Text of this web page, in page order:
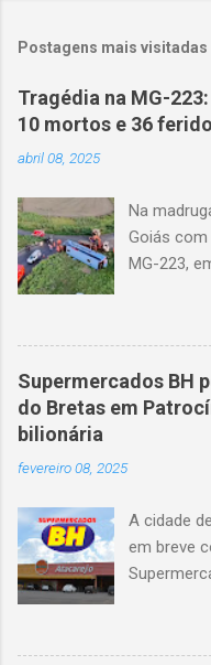
Postagens mais
Tragédia na MG-
10 mortos e 36
abril 08, 2025
Na
Goiás
MG-223,
volta das
quando o
veículo,
capotou
vítimas
Supermercados BH
do Bretas em
bilionária
fevereiro 08, 2025
A cidade
em breve
o braço
milhões,